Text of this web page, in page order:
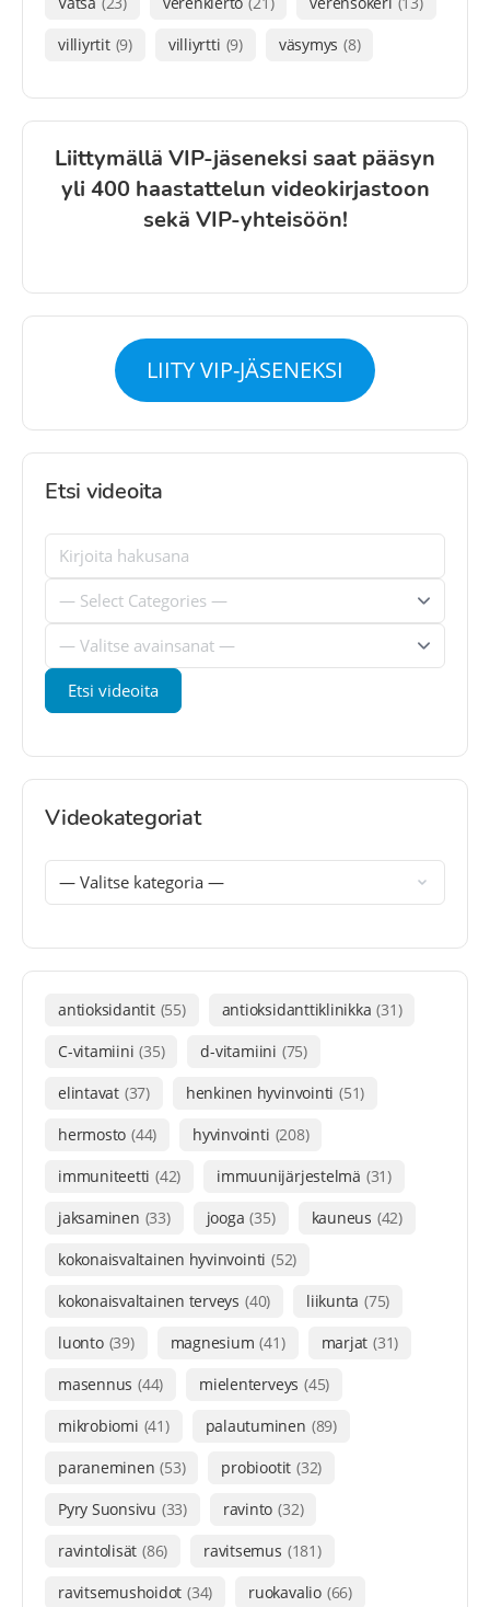
villiyrtit (9) villiyrtti (9) väsymys (8)
Liittymällä VIP-jäseneksi saat pääsyn
yli 400 haastattelun videokirjastoon
sekä VIP-yhteisöön!
LIITY VIP-JÄSENEKSI
Etsi videoita
Videokategoriat
antioksidantit (55) antioksidanttiklinikka (31)
C-vitamiini (35) d-vitamiini (75)
elintavat (37) henkinen hyvinvointi (51)
hermosto (44) hyvinvointi (208)
immuniteetti (42) immuunijärjestelmä (31)
jaksaminen (33) jooga (35) kauneus (42)
kokonaisvaltainen hyvinvointi (52)
kokonaisvaltainen terveys (40) liikunta (75)
luonto (39) magnesium (41) marjat (31)
masennus (44) mielenterveys (45)
mikrobiomi (41) palautuminen (89)
paraneminen (53) probiootit (32)
Pyry Suonsivu (33) ravinto (32)
ravintolisät (86) ravitsemus (181)
ravitsemushoidot (34) ruokavalio (66)